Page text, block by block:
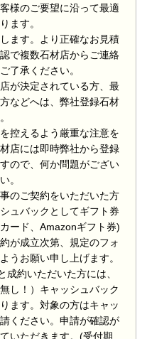
様のご要望に沿って最適
ます。
ます。より正確なお見積
で複数石材店からご連絡
了承ください。
が決定されている方、最
などへは、弊社登録石材
控えるよう厳重な注意を
店には即時弊社から登録
ので、何か問題がござい
。
のご契約をいただいた方
ュバックとしてギフト券
ード、Amazonギフト券)
が成立次第、規定のフォ
うお願い申し上げます。
約いただいた方には、
し！）キャッシュバック
ます。対象の方はキャッ
ください。申請が確認が
いただきます。(受付期